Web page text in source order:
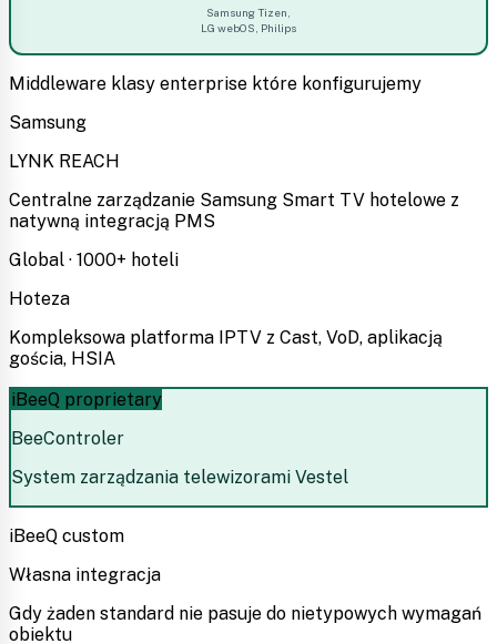
Samsung Tizen,
LG webOS, Philips
Middleware klasy enterprise które konfigurujemy
Samsung
LYNK REACH
Centralne zarządzanie Samsung Smart TV hotelowe z
natywną integracją PMS
Global · 1000+ hoteli
Hoteza
Kompleksowa platforma IPTV z Cast, VoD, aplikacją
gościa, HSIA
iBeeQ proprietary
BeeControler
System zarządzania telewizorami Vestel
iBeeQ custom
Własna integracja
Gdy żaden standard nie pasuje do nietypowych wymagań
obiektu